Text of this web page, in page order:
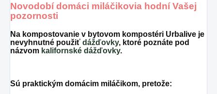
Novodobí domáci miláčikovia hodní Vašej
pozornosti
Na kompostovanie v bytovom kompostéri Urbalive je
nevyhnutné použiť dážďovky, ktoré poznáte pod
názvom kalifornské dážďovky.
Sú praktickým domácim miláčikom, pretože: